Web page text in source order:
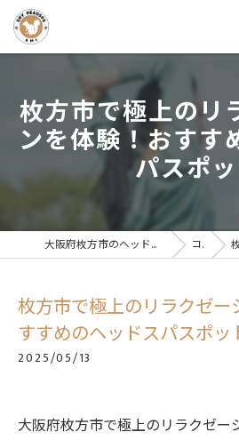
枚方市で極上のリ
ンを体験！おすす
パスポ
大阪府枚方市のヘッドスパならドライヘッドスパサロンAMI コラム 枚
枚方市で極上のリラクゼ
すすめのヘッドスパスポッ
2025/05/13
大阪府枚方市で極上のリラクゼー